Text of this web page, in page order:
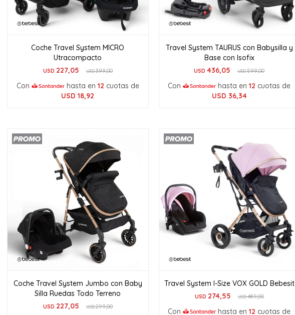
Coche Travel System MICRO
Utracompacto
USD 227,05 USD399,00
Con hasta en 12 cuotas de
USD 18,92
Travel System TAURUS con Babysilla y
Base con Isofix
USD 436,05 USD599,00
Con hasta en12 cuotas de
USD 36,34
Coche Travel System Jumbo con Baby
Silla Ruedas Todo Terreno
USD 227,05 USD299,00
Travel System I-Size VOX GOLD Bebesit
USD 274,55 USD489,00
Con hasta en12 cuotas de